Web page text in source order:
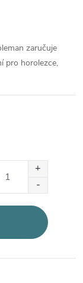
zaručuje
pro horolezce,